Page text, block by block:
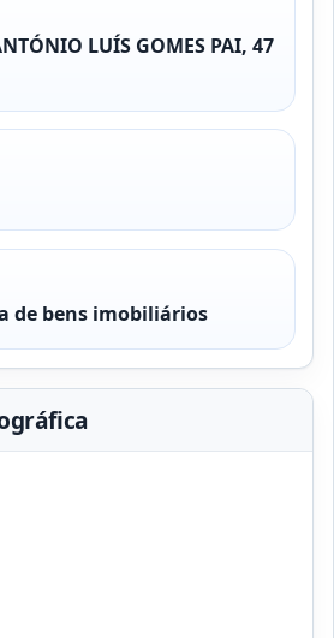
LUÍS GOMES PAI, 47
de bens imobiliários